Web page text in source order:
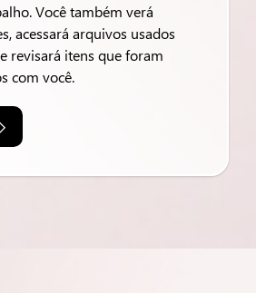
Você também verá
acessará arquivos usados
revisará itens que foram
com você.